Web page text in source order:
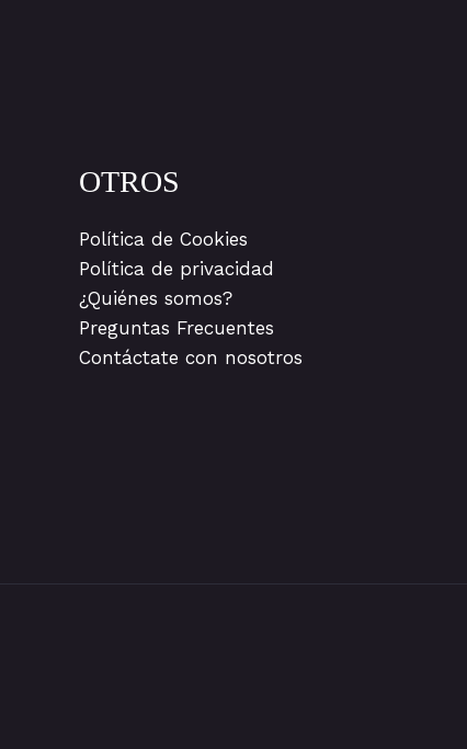
OTROS
Política de Cookies
Política de privacidad
¿Quiénes somos?
Preguntas Frecuentes
Contáctate con nosotros